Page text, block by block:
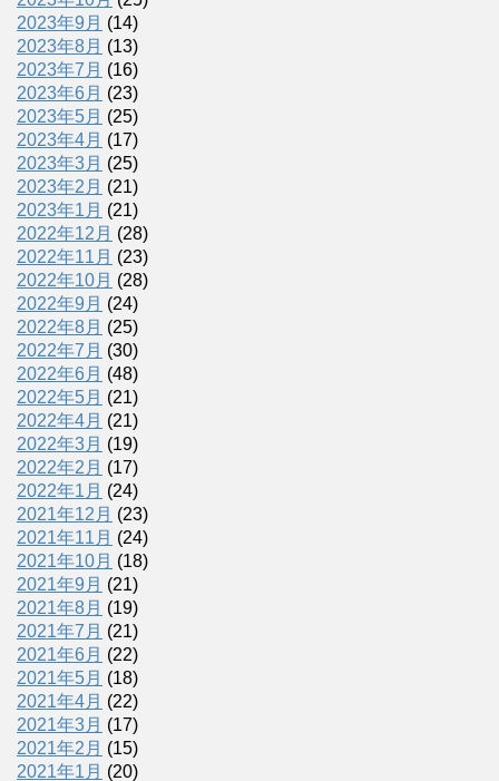
2023年9月 (14)
2023年8月 (13)
2023年7月 (16)
2023年6月 (23)
2023年5月 (25)
2023年4月 (17)
2023年3月 (25)
2023年2月 (21)
2023年1月 (21)
2022年12月 (28)
2022年11月 (23)
2022年10月 (28)
2022年9月 (24)
2022年8月 (25)
2022年7月 (30)
2022年6月 (48)
2022年5月 (21)
2022年4月 (21)
2022年3月 (19)
2022年2月 (17)
2022年1月 (24)
2021年12月 (23)
2021年11月 (24)
2021年10月 (18)
2021年9月 (21)
2021年8月 (19)
2021年7月 (21)
2021年6月 (22)
2021年5月 (18)
2021年4月 (22)
2021年3月 (17)
2021年2月 (15)
2021年1月 (20)